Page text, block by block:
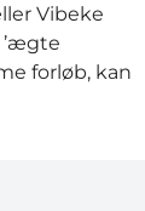
Vibeke
forløb, kan